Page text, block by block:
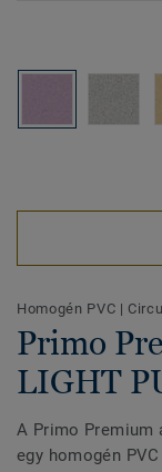
Homogén PVC |
Primo
LIGHT
A Primo Premium
egy homogén